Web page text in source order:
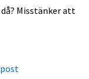
då? Misstänker att